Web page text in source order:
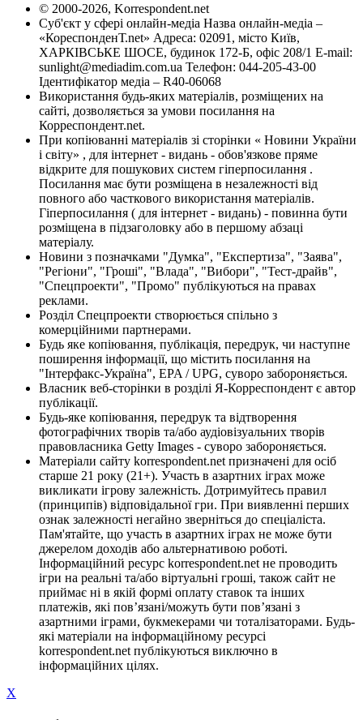
© 2000-2026, Korrespondent.net
Суб'єкт у сфері онлайн-медіа Назва онлайн-медіа –
«КореспонденТ.net» Адреса: 02091, місто Київ,
ХАРКІВСЬКЕ ШОСЕ, будинок 172-Б, офіс 208/1 E-mail:
sunlight@mediadim.com.ua Телефон: 044-205-43-00
Ідентифікатор медіа – R40-06068
Використання будь-яких матеріалів, розміщених на
сайті, дозволяється за умови посилання на
Корреспондент.net.
При копіюванні матеріалів зі сторінки « Новини України
і світу» , для інтернет - видань - обов'язкове пряме
відкрите для пошукових систем гіперпосилання .
Посилання має бути розміщена в незалежності від
повного або часткового використання матеріалів.
Гіперпосилання ( для інтернет - видань) - повинна бути
розміщена в підзаголовку або в першому абзаці
матеріалу.
Новини з позначками "Думка", "Експертиза", "Заява",
"Регіони", "Гроші", "Влада", "Вибори", "Тест-драйв",
"Спецпроекти", "Промо" публікуються на правах
реклами.
Розділ Спецпроекти створюється спільно з
комерційними партнерами.
Будь яке копіювання, публікація, передрук, чи наступне
поширення інформації, що містить посилання на
"Інтерфакс-Україна", EPA / UPG, суворо забороняється.
Власник веб-сторінки в розділі Я-Корреспондент є автор
публікації.
Будь-яке копіювання, передрук та відтворення
фотографічних творів та/або аудіовізуальних творів
правовласника Getty Images - суворо забороняється.
Матеріали сайту korrespondent.net призначені для осіб
старше 21 року (21+). Участь в азартних іграх може
викликати ігрову залежність. Дотримуйтесь правил
(принципів) відповідальної гри. При виявленні перших
ознак залежності негайно зверніться до спеціаліста.
Пам'ятайте, що участь в азартних іграх не може бути
джерелом доходів або альтернативою роботі.
Інформаційний ресурс korrespondent.net не проводить
ігри на реальні та/або віртуальні гроші, також сайт не
приймає ні в якій формі оплату ставок та інших
платежів, які пов’язані/можуть бути пов’язані з
азартними іграми, букмекерами чи тоталізаторами. Будь-
які матеріали на інформаційному ресурсі
korrespondent.net публікуються виключно в
інформаційних цілях.
X